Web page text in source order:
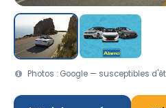
Photos : Google — susceptibles